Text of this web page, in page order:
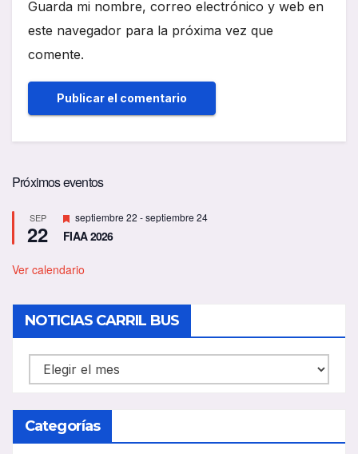
Guarda mi nombre, correo electrónico y web en
este navegador para la próxima vez que
comente.
Próximos eventos
SEP
22
D
e
s
a
d
o
septiembre 22 -septiembre 24
FIAA 2026
Ver calendario
NOTICIAS CARRIL BUS
NOTICIAS
CARRIL
BUS
Categorías